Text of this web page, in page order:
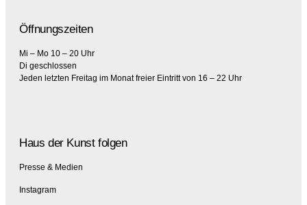
Öffnungszeiten
Mi – Mo 10 – 20 Uhr
Di geschlossen
Jeden letzten Freitag im Monat freier Eintritt von 16 – 22 Uhr
Haus der Kunst folgen
Presse & Medien
Instagram